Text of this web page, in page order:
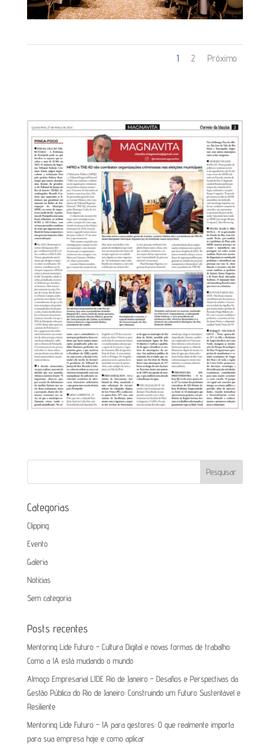
1 2 Próximo
Categorias
Clipping
Evento
Galeria
Notícias
Sem categoria
Posts recentes
Mentoring Lide Futuro – Cultura Digital e novas formas de trabalho:
Como a IA está mudando o mundo
Almoço Empresarial LIDE Rio de Janeiro – Desafios e Perspectivas da
Gestão Pública do Rio de Janeiro: Construindo um Futuro Sustentável e
Resiliente
Mentoring Lide Futuro – IA para gestores: O que realmente importa
para sua empresa hoje e como aplicar